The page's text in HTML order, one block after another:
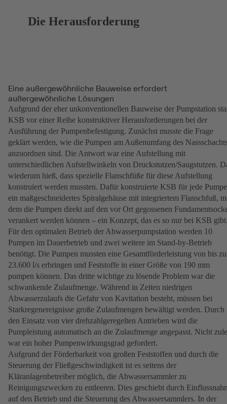
Die Herausforderung
Eine außergewöhnliche Bauweise erfordert
außergewöhnliche Lösungen
Aufgrund der eher unkonventionellen Bauweise der Pumpstation
KSB vor einer Reihe konstruktiver Herausforderungen bei der
Ausführung der Pumpenbefestigung. Zunächst musste die Frage
geklärt werden, wie die Pumpen am Außenumfang des
anzuordnen sind. Die Antwort war eine Aufstellung mit
unterschiedlichen Aufstellwinkeln von Druckstutzen/Saugstutzen.
wiederum hieß, dass spezielle Flanschfüße für diese Aufstellung
konstruiert werden mussten. Dafür konstruierte KSB für jede Pumpe
ein maßgeschneidertes Spiralgehäuse mit integriertem Flanschfuß,
dem die Pumpen direkt auf den vor Ort gegossenen
verankert werden können – ein Konzept, das es so nur bei KSB
Für den optimalen Betrieb der Abwasserpumpstation werden 10
Pumpen im Dauerbetrieb und zwei weitere im Stand-by-Betrieb
benötigt. Die Pumpen mussten eine Gesamtförderleistung von bis zu
23.600 l/s erbringen und Feststoffe in einer Größe von 190 mm
pumpen können. Das dritte wichtige zu lösende Problem war die
schwankende Zulaufmenge. Während in Zeiten niedrigen
Abwasserzulaufs die Gefahr von Kavitation besteht, müssen bei
Starkregenereignisse große Zulaufmengen bewältigt werden. Durch
den Einsatz von vier drehzahlgeregelten Antrieben wird die
Pumpleistung automatisch an die Zulaufmenge angepasst. Nicht
war ein hoher Pumpenwirkungsgrad gefordert.
Aufgrund der Förderbarkeit von großen Feststoffen und durch die
Steuerung der Fließgeschwindigkeit ist es seitens der
Kläranlagenbetreiber möglich, die Abwassersammler zu
Reinigungszwecken zu entleeren. Dies geschieht durch
auf den Betrieb und die Steuerung des Abwassersammlers. In der